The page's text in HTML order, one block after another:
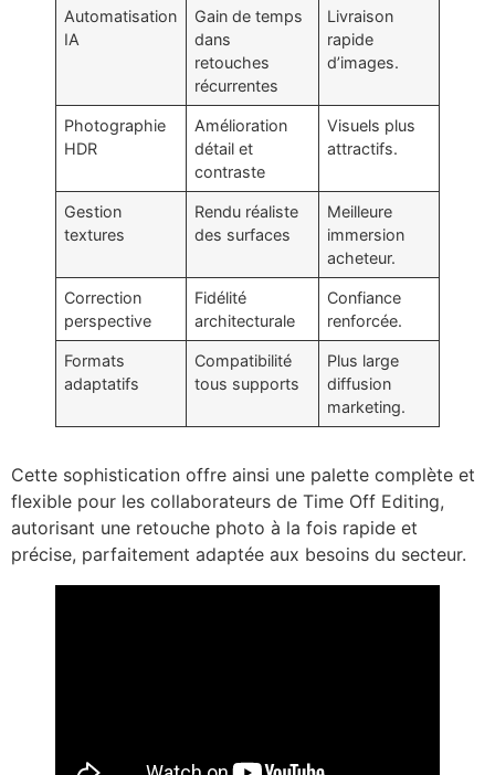
Automatisation
IA
Gain de temps
dans
retouches
récurrentes
Livraison
rapide
d’images.
Photographie
HDR
Amélioration
détail et
contraste
Visuels plus
attractifs.
Gestion
textures
Rendu réaliste
des surfaces
Meilleure
immersion
acheteur.
Correction
perspective
Fidélité
architecturale
Confiance
renforcée.
Formats
adaptatifs
Compatibilité
tous supports
Plus large
diffusion
marketing.
Cette sophistication offre ainsi une palette complète et
flexible pour les collaborateurs de Time Off Editing,
autorisant une retouche photo à la fois rapide et
précise, parfaitement adaptée aux besoins du secteur.